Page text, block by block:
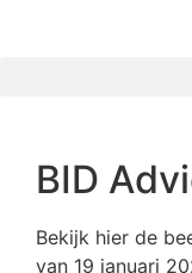
BID
Bekijk hier de
van 19 januari